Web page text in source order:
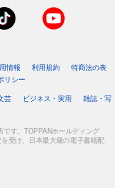
試し読み
情報 利用規約
特商法の表
リシー
芸 ビジネス・実用
雑誌・写
す。TOPPANホールディング
受け、日本最大級の電子書籍配